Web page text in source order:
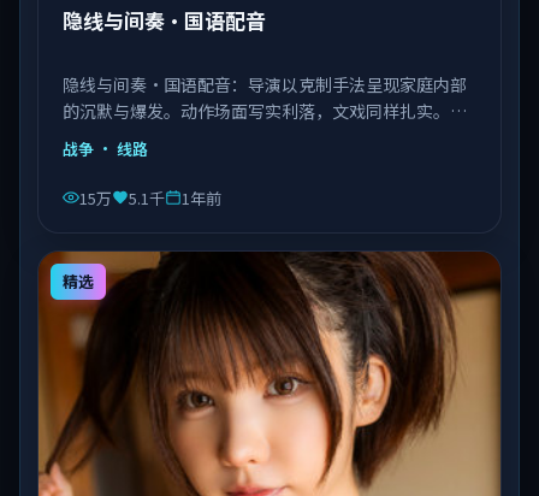
隐线与间奏·国语配音
隐线与间奏·国语配音：导演以克制手法呈现家庭内部
的沉默与爆发。动作场面写实利落，文戏同样扎实。由
李安执导，王景春、艾伦、赵丽颖等主演，中国大陆出
品，类型为战争。
战争 · 线路
15万 5.1千 1年前
精选